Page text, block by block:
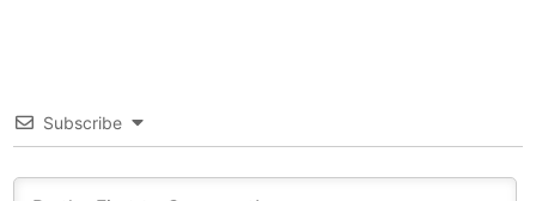
Subscribe